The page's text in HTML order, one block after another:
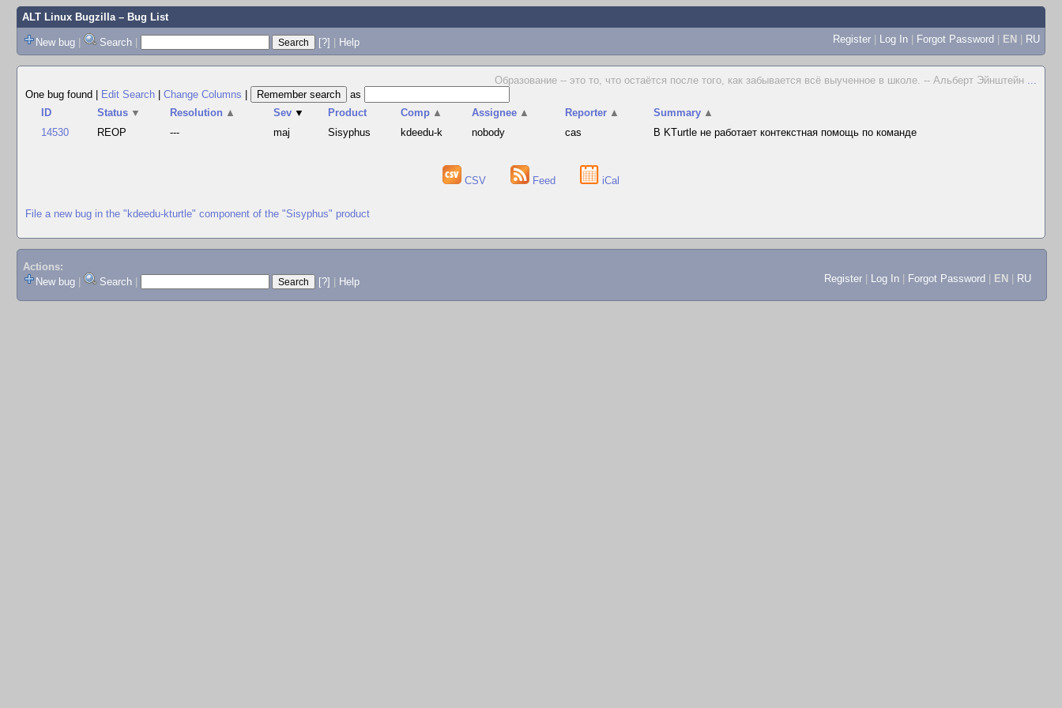
ALT Linux Bugzilla– Bug List
New bug | Search | [?] | Help Register | Log In | Forgot Password | EN | RU
Образование -- это то, что остаётся после того, как забывается всё выученное в школе. -- Альберт Эйнштейн ...
One bug found
Edit Search Change Columns
as
ID
Status ▼ Resolution ▲ Sev ▼ Product Comp ▲ Assignee ▲ Reporter ▲ Summary ▲
14530
REOP --- maj Sisyphus kdeedu-k nobody cas В KTurtle не работает контекстная помощь по команде
CSV Feed iCal
File a new bug in the "kdeedu-kturtle" component of the "Sisyphus" product
Actions:
New bug
Search [?] Help Register Log In Forgot Password EN RU